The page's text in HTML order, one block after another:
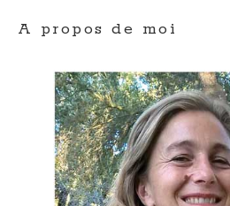
A propos de moi